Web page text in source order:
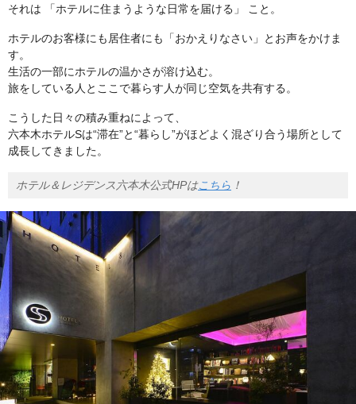
それは 「ホテルに住まうような日常を届ける」 こと。
ホテルのお客様にも居住者にも「おかえりなさい」とお声をかけま
す。
生活の一部にホテルの温かさが溶け込む。
旅をしている人とここで暮らす人が同じ空気を共有する。
こうした日々の積み重ねによって、
六本木ホテルSは“滞在”と“暮らし”がほどよく混ざり合う場所として
成長してきました。
ホテル＆レジデンス六本木公式HPはこちら ！